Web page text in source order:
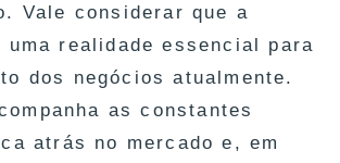
Vale considerar que a
uma realidade essencial para
dos negócios atualmente.
as constantes
atrás no mercado e, em